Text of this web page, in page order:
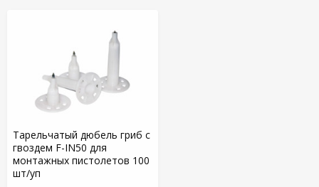
Тарельчатый дюбель гриб с
гвоздем F-IN50 для
монтажных пистолетов 100
шт/уп